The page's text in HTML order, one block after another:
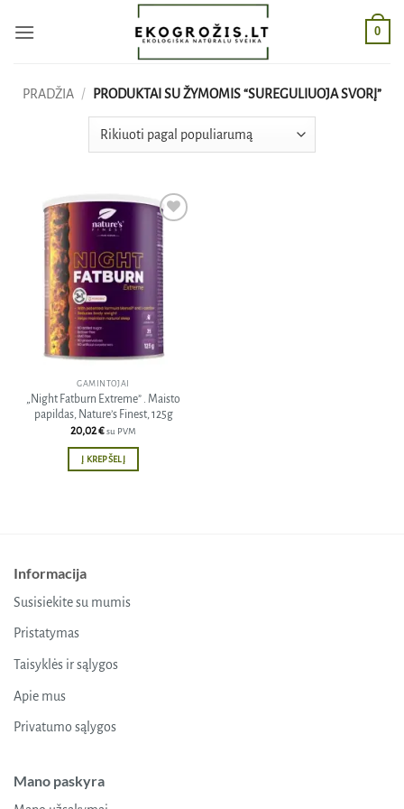
0
PRADŽIA / PRODUKTAI SU ŽYMOMIS “SUREGULIUOJA SVORĮ”
Pridėti
į norų
sąrašą
GAMINTOJAI
„Night Fatburn Extreme” . Maisto
papildas, Nature’s Finest, 125g
20,02€su PVM
Į KREPŠELĮ
Informacija
Susisiekite su mumis
Pristatymas
Taisyklės ir sąlygos
Apie mus
Privatumo sąlygos
Mano paskyra